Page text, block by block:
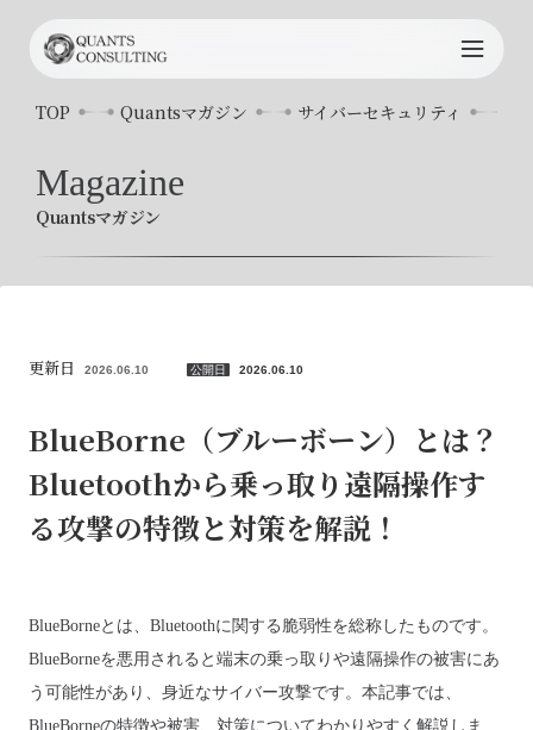
TOP
Quants について
サービス内容
コンサルタント
お知らせ
Quantsマガジン
お問い合わせ
TOP Quantsマガジン サイバーセキュリティ
Magazine
Quantsマガジン
更新日 2026.06.10 公開日 2026.06.10
BlueBorne（ブルーボーン）とは？
Bluetoothから乗っ取り遠隔操作す
る攻撃の特徴と対策を解説！
BlueBorneとは、Bluetoothに関する脆弱性を総称したものです。
BlueBorneを悪用されると端末の乗っ取りや遠隔操作の被害にあ
う可能性があり、身近なサイバー攻撃です。本記事では、
BlueBorneの特徴や被害、対策についてわかりやすく解説しま